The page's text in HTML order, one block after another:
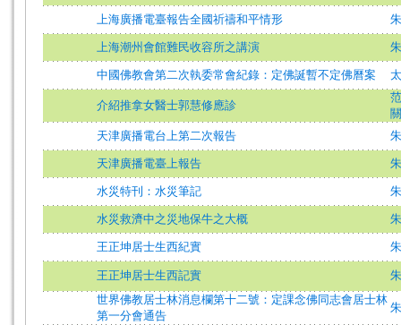
上海廣播電臺報告全國祈禱和平情形
上海潮州會館難民收容所之講演
中國佛教會第二次執委常會紀錄：定佛誕暫不定佛曆案
介紹推拿女醫士郭慧修應診
天津廣播電台上第二次報告
天津廣播電臺上報告
水災特刊：水災筆記
水災救濟中之災地保牛之大概
王正坤居士生西紀實
王正坤居士生西記實
世界佛教居士林消息欄第十二號：定課念佛同志會居士林
第一分會通告